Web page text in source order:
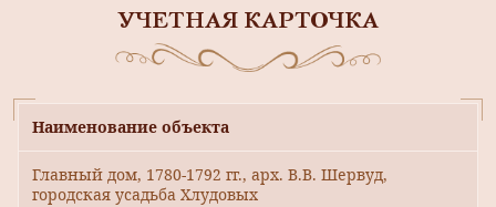
УЧЕТНАЯ КАРТОЧКА
Наименование объекта
Главный дом, 1780-1792 гг., арх. В.В. Шервуд,
городская усадьба Хлудовых